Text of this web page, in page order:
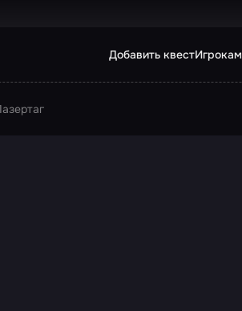
Добавить квестИгрокам